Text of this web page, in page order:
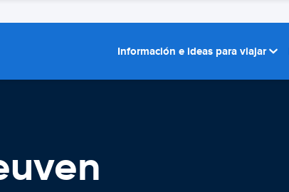
Información e ideas para viajar